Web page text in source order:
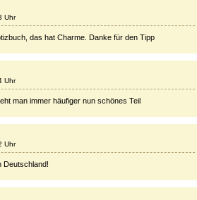
Uhr
das hat Charme. Danke für den Tipp
Uhr
man immer häufiger nun schönes Teil
Uhr
Deutschland!